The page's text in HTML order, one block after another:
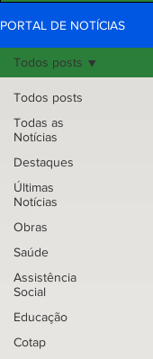
PORTAL DE NOTÍCIAS
Todos posts
Todas as
Notícias
Destaques
Últimas
Notícias
Obras
Saúde
Assistência
Social
Educação
Cotap
Todos posts